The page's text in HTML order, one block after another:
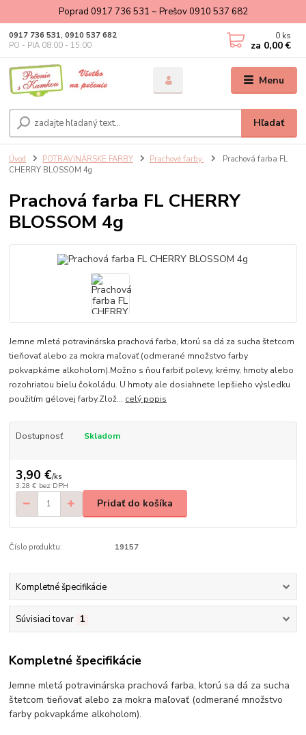
Poprad 0917 736 531 ~ Prešov 0910 537 682
Menu
Hľadať
0917 736 531, 0910 537 682
PO - PIA 08:00 - 15:00
0 ks
za 0,00 €
Úvod POTRAVINÁRSKE FARBY Prachové farby
Prachová farba FL
CHERRY BLOSSOM 4g
Prachová farba FL CHERRY
BLOSSOM 4g
Jemne mletá potravinárska prachová farba, ktorú sa dá za sucha štetcom
tieňovať alebo za mokra maľovať (odmerané množstvo farby
pokvapkáme alkoholom).Možno s ňou farbiť polevy, krémy, hmoty alebo
rozohriatou bielu čokoládu. U hmoty ale dosiahnete lepšieho výsledku
použitím gélovej farby.Zlož... celý popis
Dostupnosť Skladom
3,90 €/ks
3,28 € bez DPH
Pridať do košíka
Číslo produktu: 19157
Kompletné špecifikácie
Súvisiaci tovar 1
Kompletné špecifikácie
Jemne mletá potravinárska prachová farba, ktorú sa dá za sucha
štetcom tieňovať alebo za mokra maľovať (odmerané množstvo
farby pokvapkáme alkoholom).